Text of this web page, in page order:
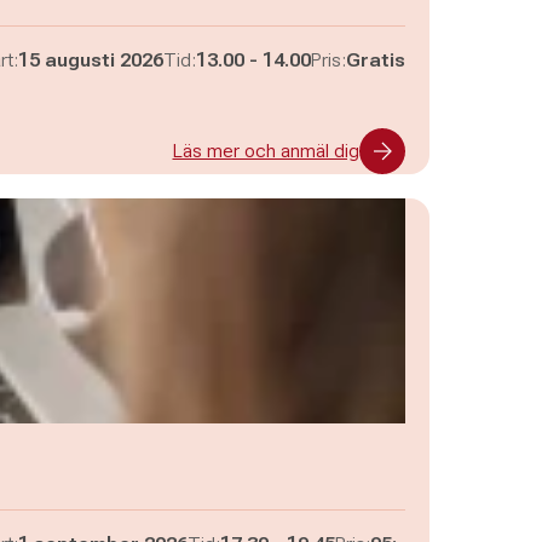
15 augusti 2026Tid:Pågår mellan
13.00 - och
14.00Pris:Gratis
Läs mer och anmäl dig